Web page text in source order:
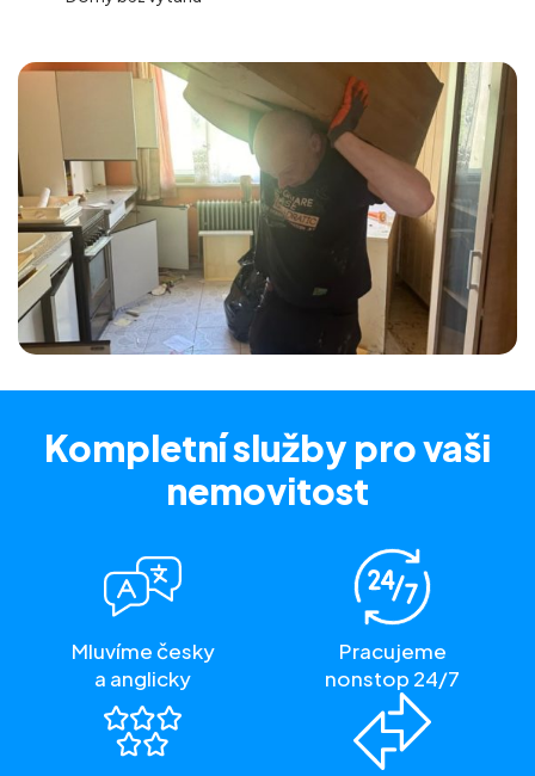
Kompletní služby pro vaši
nemovitost
Mluvíme česky
a anglicky
Pracujeme
nonstop 24/7